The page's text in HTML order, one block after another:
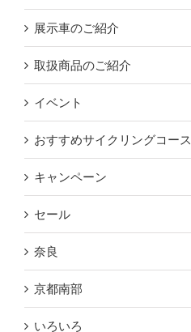
展示車のご紹介
取扱商品のご紹介
イベント
おすすめサイクリングコース
キャンペーン
セール
奈良
京都南部
いろいろ